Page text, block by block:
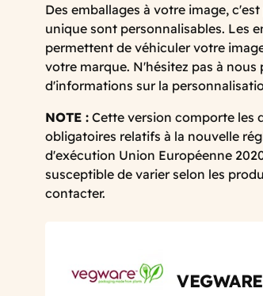
Des emballages à votre image,
unique sont personnalisables. Les
permettent de véhiculer votre
votre marque. N'hésitez pas à
d'informations sur la
NOTE : Cette version comporte les
obligatoires relatifs à la nouvelle
d'exécution Union Européenne
susceptible de varier selon les
contacter.
VEGWARE